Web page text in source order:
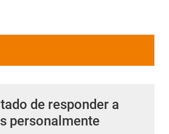
de responder a
personalmente